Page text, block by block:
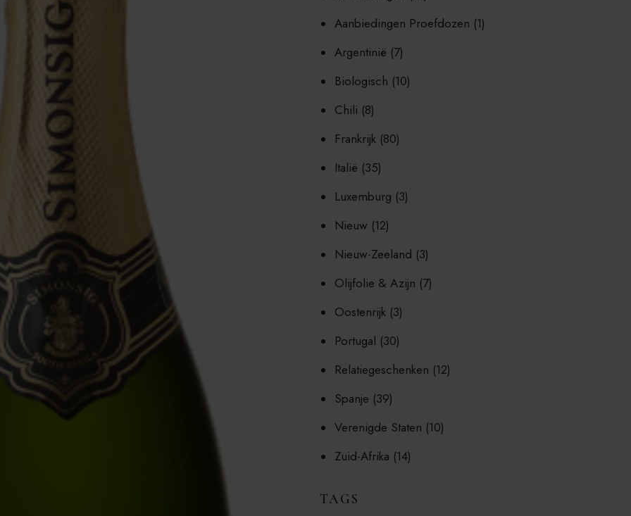
Aanbiedingen Proefdozen (1)
Argentinië (7)
Biologisch (10)
Chili (8)
Frankrijk (80)
Italië (35)
Luxemburg (3)
Nieuw (12)
Nieuw-Zeeland (3)
Olijfolie & Azijn (7)
Oostenrijk (3)
Portugal (30)
Relatiegeschenken (12)
Spanje (39)
Verenigde Staten (10)
Zuid-Afrika (14)
TAGS